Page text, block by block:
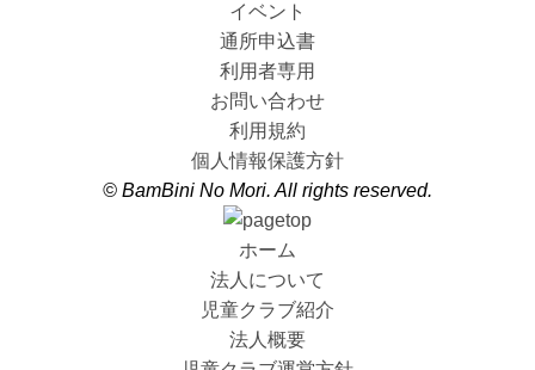
イベント
通所申込書
利用者専用
お問い合わせ
利用規約
個人情報保護方針
© BamBini No Mori. All rights reserved.
ホーム
法人について
児童クラブ紹介
法人概要